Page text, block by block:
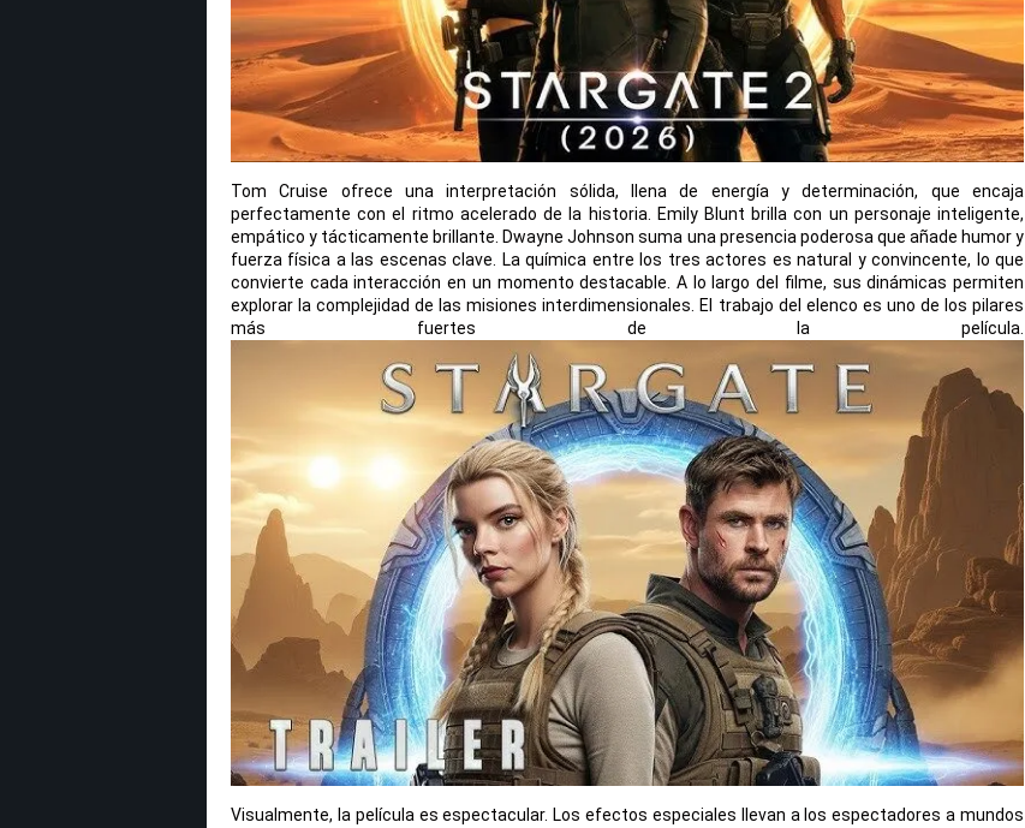
Tom Cruise ofrece una interpretación sólida, llena de energía y determinación, que encaja
perfectamente con el ritmo acelerado de la historia. Emily Blunt brilla con un personaje inteligente,
empático y tácticamente brillante. Dwayne Johnson suma una presencia poderosa que añade humor y
fuerza física a las escenas clave. La química entre los tres actores es natural y convincente, lo que
convierte cada interacción en un momento destacable. A lo largo del filme, sus dinámicas permiten
explorar la complejidad de las misiones interdimensionales. El trabajo del elenco es uno de los pilares
más fuertes de la película.
Visualmente, la película es espectacular. Los efectos especiales llevan a los espectadores a mundos